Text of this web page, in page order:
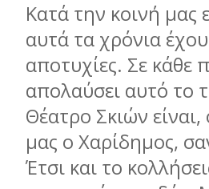
Κατά την κοινή μας
αυτά τα χρόνια
αποτυχίες. Σε κάθε
απολαύσει αυτό το
Θέατρο Σκιών
μας ο Χαρίδημος,
Έτσι και το